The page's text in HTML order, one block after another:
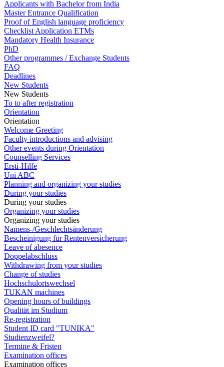
Applicants with Bachelor from India
Master Entrance Qualification
Proof of English language proficiency
Checklist Application ETMs
Mandatory Health Insurance
PhD
Other programmes / Exchange Students
FAQ
Deadlines
New Students
New Students
To to after registration
Orientation
Orientation
Welcome Greeting
Faculty introductions and advising
Other events during Orientation
Counselling Services
Ersti-Hilfe
Uni ABC
Planning and organizing your studies
During your studies
During your studies
Organizing your studies
Organizing your studies
Namens-/Geschlechtsänderung
Bescheinigung für Rentenversicherung
Leave of abesence
Doppelabschluss
Withdrawing from your studies
Change of studies
Hochschulortswechsel
TUKAN machines
Opening hours of buildings
Qualität im Studium
Re-registration
Student ID card "TUNIKA"
Studienzweifel?
Termine & Fristen
Examination offices
Examination offices